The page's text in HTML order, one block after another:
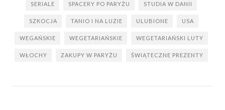
SERIALE SPACERY PO PARYŻU STUDIA W DANII
SZKOCJA TANIO I NA LUZIE ULUBIONE USA
WEGAŃSKIE WEGETARIAŃSKIE WEGETARIAŃSKI LUTY
WŁOCHY ZAKUPY W PARYŻU ŚWIĄTECZNE PREZENTY